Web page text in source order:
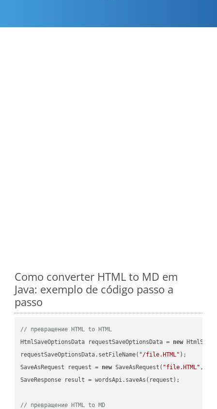
Como converter HTML to MD em
Java: exemplo de código passo a
passo
// превращение HTML to HTML
HtmlSaveOptionsData requestSaveOptionsData = new
requestSaveOptionsData.setFileName( "/file.HTML" );
SaveAsRequest request = new SaveAsRequest( "file.HTML"
SaveResponse result = wordsApi.saveAs(request);
// превращение HTML to MD